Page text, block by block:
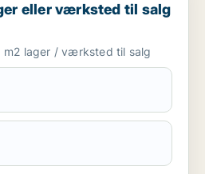
eller værksted til salg
m2 lager / værksted til salg